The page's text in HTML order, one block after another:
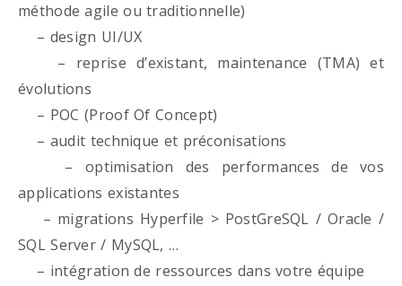
méthode agile ou traditionnelle)
– design UI/UX
– reprise d’existant, maintenance (TMA) et
évolutions
– POC (Proof Of Concept)
– audit technique et préconisations
– optimisation des performances de vos
applications existantes
– migrations Hyperfile > PostGreSQL / Oracle /
SQL Server / MySQL, …
– intégration de ressources dans votre équipe